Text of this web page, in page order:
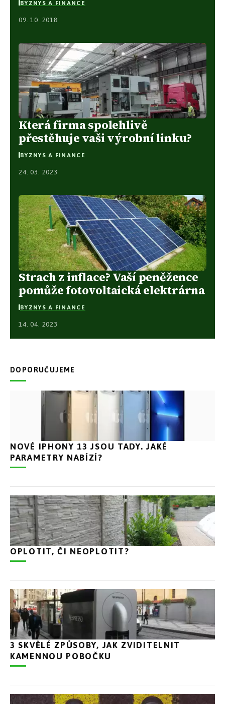
BYZNYS A FINANCE
09. 10. 2018
Která firma spolehlivě
přestěhuje vaši výrobní linku?
BYZNYS A FINANCE
24. 03. 2023
Strach z inflace? Vaší peněžence
pomůže fotovoltaická elektrárna
BYZNYS A FINANCE
14. 04. 2023
DOPORUČUJEME
NOVÉ IPHONY 13 JSOU TADY. JAKÉ
PARAMETRY NABÍZÍ?
OPLOTIT, ČI NEOPLOTIT?
3 SKVĚLÉ ZPŮSOBY, JAK ZVIDITELNIT
KAMENNOU POBOČKU